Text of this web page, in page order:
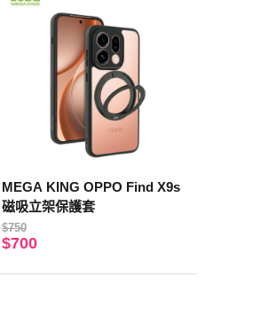
MEGA KING OPPO Find X9s
磁吸立架保護套
$750
$700